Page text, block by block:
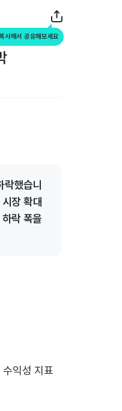
사해서 공유해보세요
했습니
장 확대
락 폭을
익성 지표